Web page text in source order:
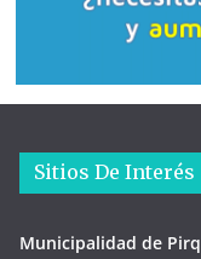
Sitios De Interés
Municipalidad de